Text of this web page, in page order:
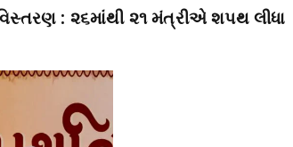
: ૨૬માંથી ૨૧ મંત્રીએ શપથ લીધા